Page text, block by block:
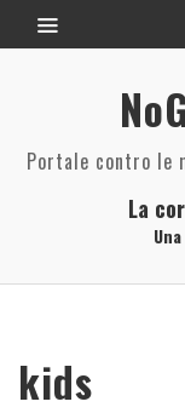
Portale contro le
La
kids